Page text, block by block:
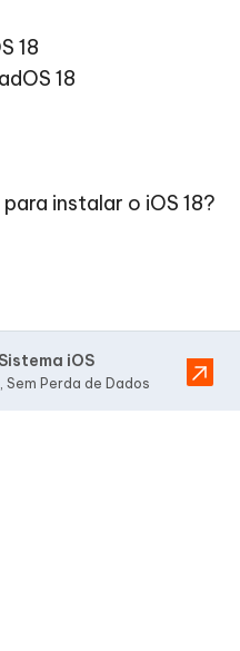
18
18
instalar o iOS 18?
iOS
Sem Perda de Dados